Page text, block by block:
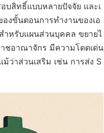
บสิทธิ์แบบหลายปัจจัย และเ
งขั้นตอนการทำงานของเอ
ำหรับแผนส่วนบุคคล ขยายไ
ชอาณาจักร มีความโดดเด่น
ว่าส่วนเสริม เช่น การส่ง S